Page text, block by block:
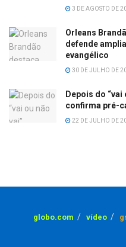
3 DE AGOSTO DE
Orleans
defende
evangélico
30 DE JULHO DE
Depois do “vai
confirma pré-
22 DE JULHO DE
globo.com vídeo